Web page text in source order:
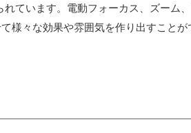
れています。電動フォーカス、ズーム
様々な効果や雰囲気を作り出すこと